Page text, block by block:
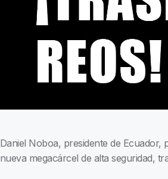
Daniel Noboa, presidente de
nueva megacárcel de alta seguridad,